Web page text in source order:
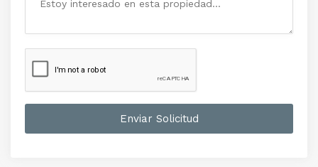
Enviar Solicitud